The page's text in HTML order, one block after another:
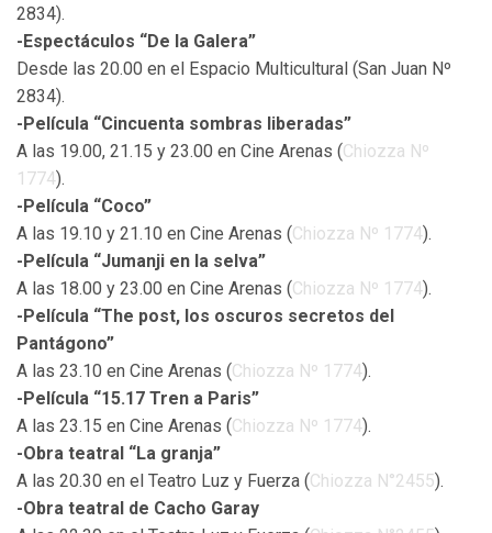
2834).
-Espectáculos “De la Galera”
Desde las 20.00 en el Espacio Multicultural (San Juan Nº
2834).
-Película “Cincuenta sombras liberadas”
A las 19.00, 21.15 y 23.00 en Cine Arenas (Chiozza Nº
1774).
-Película “Coco”
A las 19.10 y 21.10 en Cine Arenas (Chiozza Nº 1774).
-Película “Jumanji en la selva”
A las 18.00 y 23.00 en Cine Arenas (Chiozza Nº 1774).
-Película “The post, los oscuros secretos del
Pantágono”
A las 23.10 en Cine Arenas (Chiozza Nº 1774).
-Película “15.17 Tren a Paris”
A las 23.15 en Cine Arenas (Chiozza Nº 1774).
-Obra teatral “La granja”
A las 20.30 en el Teatro Luz y Fuerza (Chiozza N°2455).
-Obra teatral de Cacho Garay